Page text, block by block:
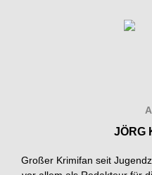
JÖRG
Großer Krimifan seit